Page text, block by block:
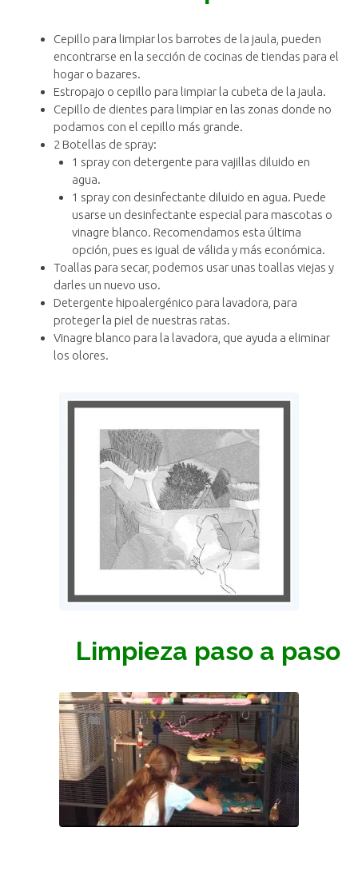
Cepillo para limpiar los barrotes de la jaula, pueden
encontrarse en la sección de cocinas de tiendas para el
hogar o bazares.
Estropajo o cepillo para limpiar la cubeta de la jaula.
Cepillo de dientes para limpiar en las zonas donde no
podamos con el cepillo más grande.
2 Botellas de spray:
1 spray con detergente para vajillas diluido en
agua.
1 spray con desinfectante diluido en agua. Puede
usarse un desinfectante especial para mascotas o
vinagre blanco. Recomendamos esta última
opción, pues es igual de válida y más económica.
Toallas para secar, podemos usar unas toallas viejas y
darles un nuevo uso.
Detergente hipoalergénico para lavadora, para
proteger la piel de nuestras ratas.
Vinagre blanco para la lavadora, que ayuda a eliminar
los olores.
Limpieza paso a paso